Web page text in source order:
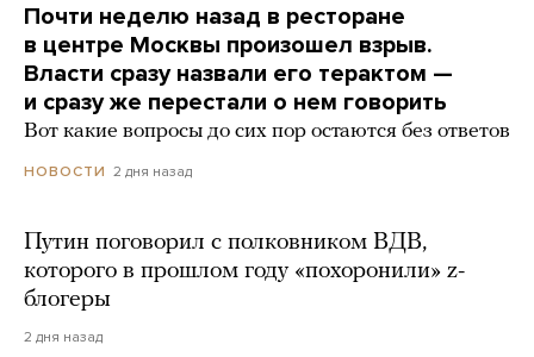
Почти неделю назад в ресторане
в центре Москвы произошел взрыв.
Власти сразу назвали его терактом —
и сразу же перестали о нем говорить
Вот какие вопросы до сих пор остаются без ответов
НОВОСТИ 2 дня назад
Путин поговорил с полковником ВДВ,
которого в прошлом году «похоронили» z-
блогеры
2 дня назад